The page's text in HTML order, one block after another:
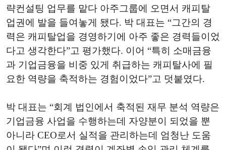
략컨설팅 업무를 맡다 아주그룹에 오면서 캐피탈
업권에 발을 들여놓게 됐다. 박 대표는 “그간의 경
력은 캐피탈업을 경영하기에 아주 좋은 경력들이었
다고 생각한다”고 평가했다. 이어 “특히 소매금융
과 기업금융을 비중 있게 취급하는 캐피탈사에 필
요한 역량을 축적하는 경험이었다”고 덧붙였다.
박 대표는 “회계 법인에서 축적된 재무 분석 역량은
기업금융 사업을 수행하는데 자양분이 되었을 뿐
아니라 CEO로서 실적을 관리하는데 엄청난 도움